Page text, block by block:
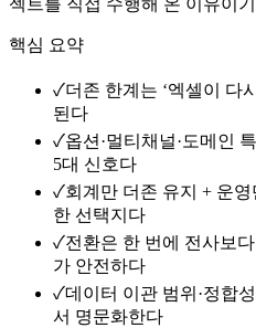
젝트를 직접 수행해 온 이유이
핵심 요약
✓더존 한계는 ‘엑셀이 다
된다
✓옵션·멀티채널·도메인
5대 신호다
✓회계만 더존 유지 + 운
한 선택지다
✓전환은 한 번에 전사보
가 안전하다
✓데이터 이관 범위·정합
서 명문화한다